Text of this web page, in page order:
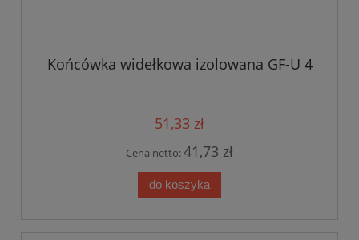
Końcówka widełkowa izolowana GF-U 4
51,33 zł
Cena netto:41,73 zł
do koszyka